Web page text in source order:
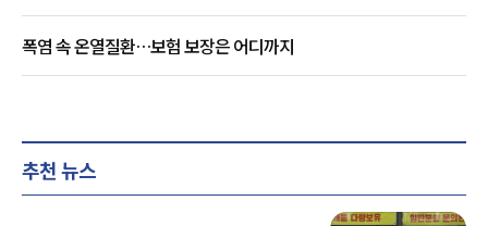
폭염 속 온열질환…보험 보장은 어디까지
추천 뉴스